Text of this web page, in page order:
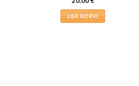
LISA KORVI